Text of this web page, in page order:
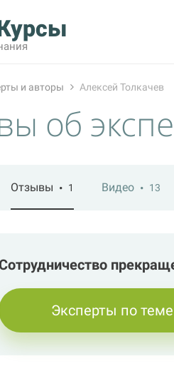
и авторы Алексей Толкачев
об
Отзывы 1 Видео 13
Эксперты по теме